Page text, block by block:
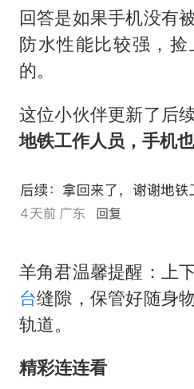
回答是如果手机没有
防水性能比较强，
的。
这位小伙伴更新了后续
地铁工作人员，手机
羊角君温馨提醒：上
台缝隙，保管好随身
轨道。
精彩连连看